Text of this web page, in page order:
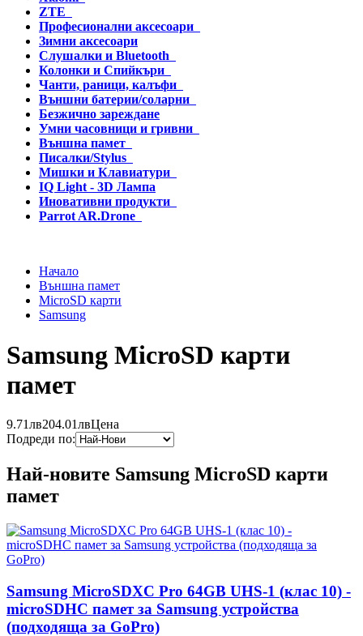
ZTE
Професионални аксесоари
Зимни аксесоари
Слушалки и Bluetooth
Колонки и Спийкъри
Чанти, раници, калъфи
Външни батерии/соларни
Безжично зареждане
Умни часовници и гривни
Външна памет
Писалки/Stylus
Мишки и Клавиатури
IQ Light - 3D Лампа
Иновативни продукти
Parrot AR.Drone
Начало
Външна памет
MicroSD карти
Samsung
Samsung MicroSD карти
памет
9.71лв204.01лвЦена
Подреди по:
Най-новите Samsung MicroSD карти
памет
Samsung MicroSDXC Pro 64GB UHS-1 (клас 10) -
microSDHC памет за Samsung устройства
(подходяща за GoPro)